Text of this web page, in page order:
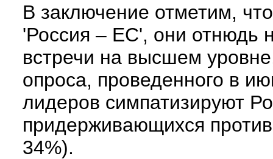
В заключение отметим,
'Россия – ЕС', они отнюдь
встречи на высшем
опроса, проведенного в
лидеров симпатизируют
придерживающихся
34%).